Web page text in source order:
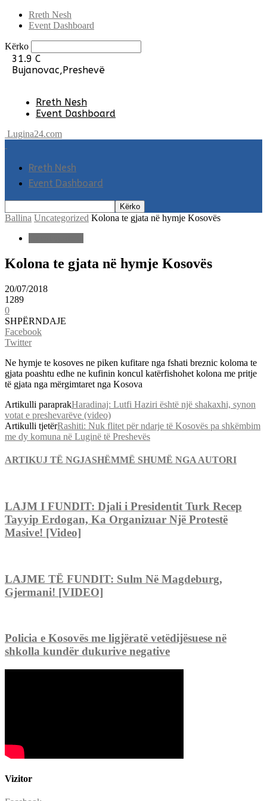
Rreth Nesh
Event Dashboard
Kërko
31.9 C
Bujanovac,Preshevë
Rreth Nesh
Event Dashboard
Lugina24.com
Rreth Nesh
Event Dashboard
Ballina Uncategorized Kolona te gjata në hymje Kosovës
Kolona te gjata në hymje Kosovës
20/07/2018
1289
0
SHPËRNDAJE
Facebook
Twitter
Ne hymje te kosoves ne piken kufitare nga fshati breznic koloma te
gjata poashtu edhe ne kufinin koncul katërfishohet kolona me pritje
të gjata nga mërgimtaret nga Kosova
Artikulli paraprakHaradinaj: Lutfi Haziri është një shakaxhi, synon
votat e preshevarëve (video)
Artikulli tjetërRashiti: Nuk flitet për ndarje të Kosovës pa shkëmbim
me dy komuna në Luginë të Preshevës
ARTIKUJ TË NGJASHËMMË SHUMË NGA AUTORI
LAJM I FUNDIT: Djali i Presidentit Turk Recep
Tayyip Erdogan, Ka Organizuar Një Protestë
Masive! [Video]
LAJME TË FUNDIT: Sulm Në Magdeburg,
Gjermani! [VIDEO]
Policia e Kosovës me ligjëratë vetëdijësuese në
shkolla kundër dukurive negative
Vizitor